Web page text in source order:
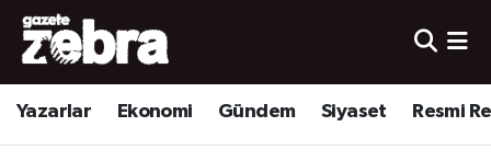
Yazarlar Ekonomi Gündem Siyaset Resmi
Yazarlar
Ekonomi
Nöbetçi Eczaneler
Hava Durumu